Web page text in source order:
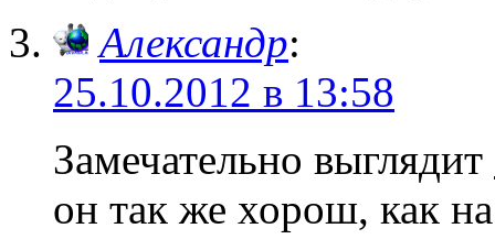
Александр:
25.10.2012 в 13:58
Замечательно выглядит
он так же хорош, как